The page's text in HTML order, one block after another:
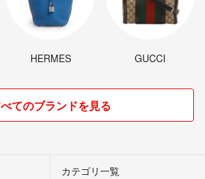
HERMES GUCCI
てのブランドを見る
カテゴリ一覧